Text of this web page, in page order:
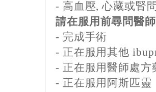
- 高血壓, 心藏或腎
請在服用前尋問醫
- 完成手術
- 正在服用其他
- 正在服用醫師處方
- 正在服用阿斯匹靈